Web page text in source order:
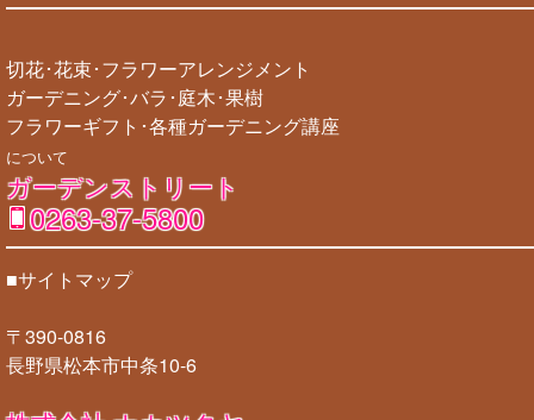
切花･花束･フラワーアレンジメント
ガーデニング･バラ･庭木･果樹
フラワーギフト･各種ガーデニング講座
について
ガーデンストリート
0263-37-5800
■サイトマップ
〒390-0816
長野県松本市中条10-6